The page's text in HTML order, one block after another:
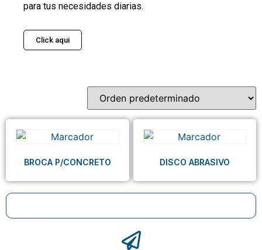
para tus necesidades diarias.
Click aqui
BROCA P/CONCRETO DISCO ABRASIVO